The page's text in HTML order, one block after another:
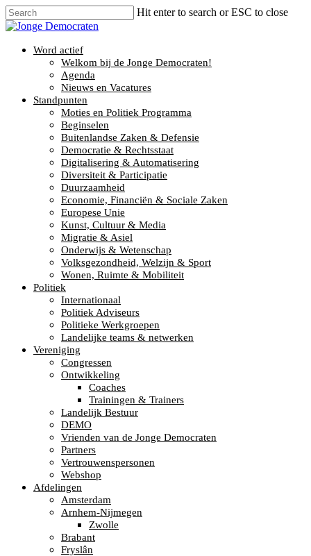
Hit enter to search or ESC to close
Word actief
Welkom bij de Jonge Democraten!
Agenda
Nieuws en Vacatures
Standpunten
Moties en Politiek Programma
Beginselen
Buitenlandse Zaken & Defensie
Democratie & Rechtsstaat
Digitalisering & Automatisering
Diversiteit & Participatie
Duurzaamheid
Economie, Financiën & Sociale Zaken
Europese Unie
Kunst, Cultuur & Media
Migratie & Asiel
Onderwijs & Wetenschap
Volksgezondheid, Welzijn & Sport
Wonen, Ruimte & Mobiliteit
Politiek
Internationaal
Politiek Adviseurs
Politieke Werkgroepen
Landelijke teams & netwerken
Vereniging
Congressen
Ontwikkeling
Coaches
Trainingen & Trainers
Landelijk Bestuur
DEMO
Vrienden van de Jonge Democraten
Partners
Vertrouwenspersonen
Webshop
Afdelingen
Amsterdam
Arnhem-Nijmegen
Zwolle
Brabant
Fryslân